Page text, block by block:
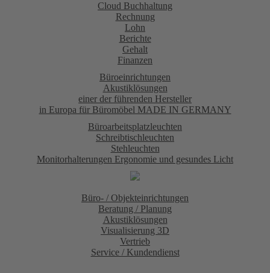
Cloud Buchhaltung
Rechnung
Lohn
Berichte
Gehalt
Finanzen
Büroeinrichtungen
Akustiklösungen
einer der führenden Hersteller
in Europa für Büromöbel MADE IN GERMANY
Büroarbeitsplatzleuchten
Schreibtischleuchten
Stehleuchten
Monitorhalterungen Ergonomie und gesundes Licht
Büro- / Objekteinrichtungen
Beratung / Planung
Akustiklösungen
Visualisierung 3D
Vertrieb
Service / Kundendienst